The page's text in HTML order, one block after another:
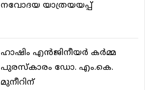
നവോദയ യാത്രയയപ്പ്
ഹാഷിം എന്‍ജിനീയര്‍ കര്‍മ്മ
പുരസ്‌കാരം ഡോ. എം.കെ.
മുനീറിന്